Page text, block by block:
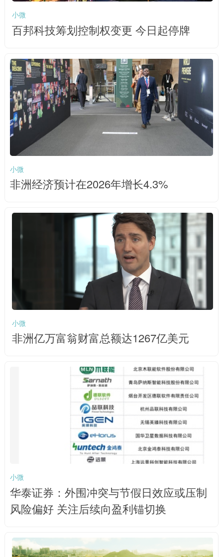
小微
百邦科技筹划控制权变更 今日起停牌
小微
非洲经济预计在2026年增长4.3%
小微
非洲亿万富翁财富总额达1267亿美元
小微
华泰证券：外围冲突与节假日效应或压制
风险偏好 关注后续向盈利锚切换